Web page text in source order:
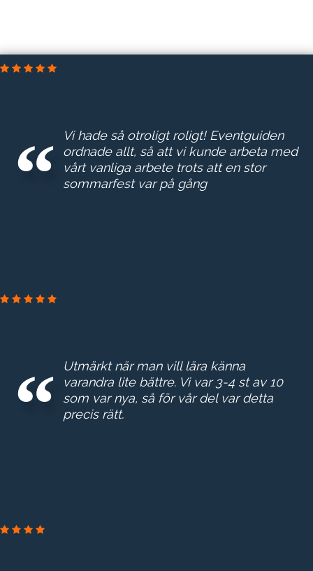
Vi hade så otroligt roligt! Eventguiden
ordnade allt, så att vi kunde arbeta med
vårt vanliga arbete trots att en stor
sommarfest var på gång
Utmärkt när man vill lära känna
varandra lite bättre. Vi var 3-4 st av 10
som var nya, så för vår del var detta
precis rätt.